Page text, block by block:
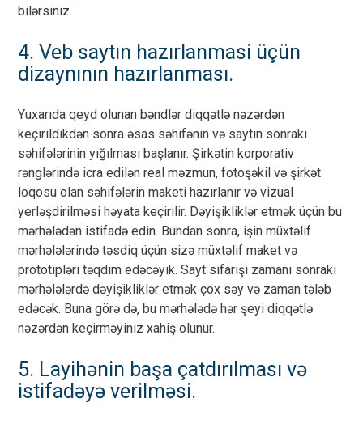
bilərsiniz.
4. Veb saytın hazırlanmasi üçün
dizaynının hazırlanması.
Yuxarıda qeyd olunan bəndlər diqqətlə nəzərdən
keçirildikdən sonra əsas səhifənin və saytın sonrakı
səhifələrinin yığılması başlanır. Şirkətin korporativ
rənglərində icra edilən real məzmun, fotoşəkil və şirkət
loqosu olan səhifələrin maketi hazırlanır və vizual
yerləşdirilməsi həyata keçirilir. Dəyişikliklər etmək üçün bu
mərhələdən istifadə edin. Bundan sonra, işin müxtəlif
mərhələlərində təsdiq üçün sizə müxtəlif maket və
prototipləri təqdim edəcəyik. Sayt sifarişi zamanı sonrakı
mərhələlərdə dəyişikliklər etmək çox səy və zaman tələb
edəcək. Buna görə də, bu mərhələdə hər şeyi diqqətlə
nəzərdən keçirməyiniz xahiş olunur.
5. Layihənin başa çatdırılması və
istifadəyə verilməsi.